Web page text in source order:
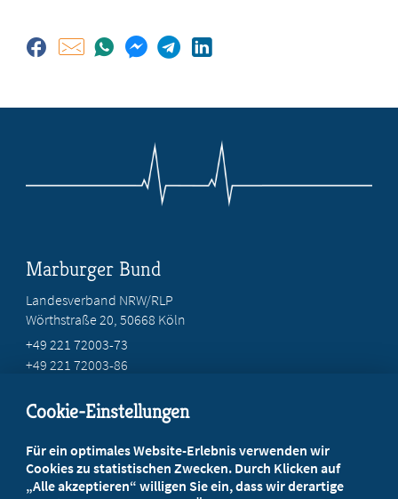
Marburger Bund
Landesverband NRW/RLP
Wörthstraße 20, 50668 Köln
+49 221 72003-73
+49 221 72003-86
Ihr Landesverband berät Sie!
Cookie-Einstellungen
Für ein optimales Website-Erlebnis verwenden wir
Cookies zu statistischen Zwecken. Durch Klicken auf
„Alle akzeptieren“ willigen Sie ein, dass wir derartige